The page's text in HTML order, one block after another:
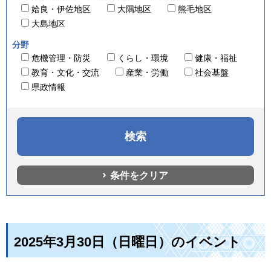
姶良・伊佐地区
大隅地区
熊毛地区
大島地区
分野
危機管理・防災
くらし・環境
健康・福祉
教育・文化・交流
産業・労働
社会基盤
県政情報
条件をクリア
2025年3月30日（日曜日）のイベント